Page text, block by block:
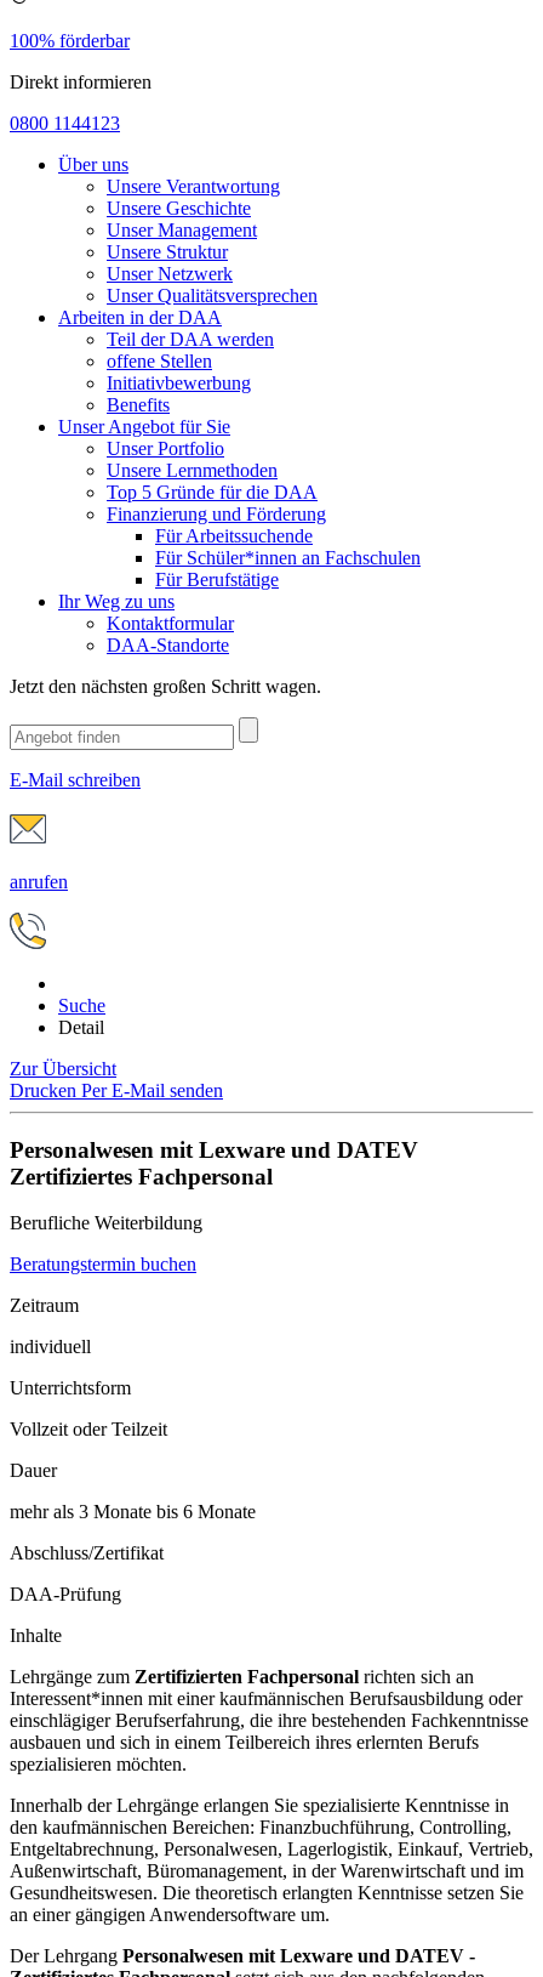
100% förderbar
Direkt informieren
0800 1144123
Über uns
Unsere Verantwortung
Unsere Geschichte
Unser Management
Unsere Struktur
Unser Netzwerk
Unser Qualitätsversprechen
Arbeiten in der DAA
Teil der DAA werden
offene Stellen
Initiativbewerbung
Benefits
Unser Angebot für Sie
Unser Portfolio
Unsere Lernmethoden
Top 5 Gründe für die DAA
Finanzierung und Förderung
Für Arbeitssuchende
Für Schüler*innen an Fachschulen
Für Berufstätige
Ihr Weg zu uns
Kontaktformular
DAA-Standorte
Jetzt den nächsten großen Schritt wagen.
E-Mail schreiben
anrufen
Suche
Detail
Zur Übersicht
Drucken Per E-Mail senden
Personalwesen mit Lexware und DATEV
Zertifiziertes Fachpersonal
Berufliche Weiterbildung
Beratungstermin buchen
Zeitraum
individuell
Unterrichtsform
Vollzeit oder Teilzeit
Dauer
mehr als 3 Monate bis 6 Monate
Abschluss/Zertifikat
DAA-Prüfung
Inhalte
Lehrgänge zum Zertifizierten Fachpersonal richten sich an
Interessent*innen mit einer kaufmännischen Berufsausbildung oder
einschlägiger Berufserfahrung, die ihre bestehenden Fachkenntnisse
ausbauen und sich in einem Teilbereich ihres erlernten Berufs
spezialisieren möchten.
Innerhalb der Lehrgänge erlangen Sie spezialisierte Kenntnisse in
den kaufmännischen Bereichen: Finanzbuchführung, Controlling,
Entgeltabrechnung, Personalwesen, Lagerlogistik, Einkauf, Vertrieb,
Außenwirtschaft, Büromanagement, in der Warenwirtschaft und im
Gesundheitswesen. Die theoretisch erlangten Kenntnisse setzen Sie
an einer gängigen Anwendersoftware um.
Der Lehrgang Personalwesen mit Lexware und DATEV -